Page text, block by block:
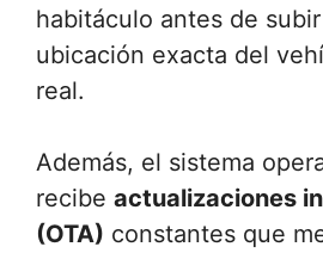
habitáculo antes de
ubicación exacta del
real.
Además, el sistema
recibe actualizaciones
(OTA) constantes que